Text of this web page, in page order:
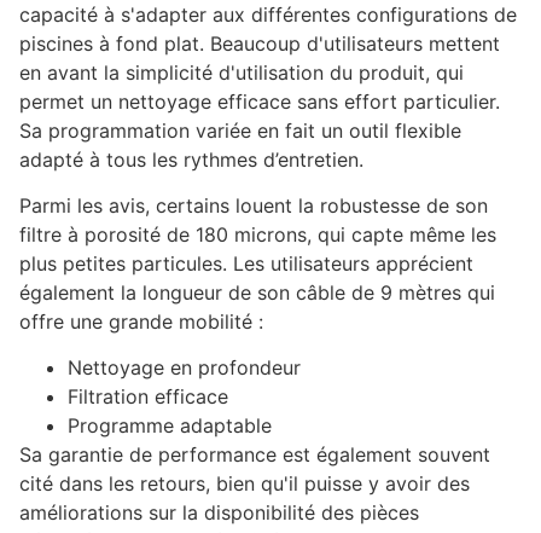
capacité à s'adapter aux différentes configurations de
piscines à fond plat. Beaucoup d'utilisateurs mettent
en avant la simplicité d'utilisation du produit, qui
permet un nettoyage efficace sans effort particulier.
Sa programmation variée en fait un outil flexible
adapté à tous les rythmes d’entretien.
Parmi les avis, certains louent la robustesse de son
filtre à porosité de 180 microns, qui capte même les
plus petites particules. Les utilisateurs apprécient
également la longueur de son câble de 9 mètres qui
offre une grande mobilité :
Nettoyage en profondeur
Filtration efficace
Programme adaptable
Sa garantie de performance est également souvent
cité dans les retours, bien qu'il puisse y avoir des
améliorations sur la disponibilité des pièces